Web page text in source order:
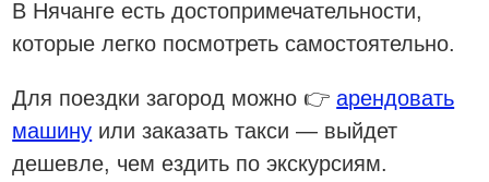
В Нячанге есть достопримечательности,
которые легко посмотреть самостоятельно.
Для поездки загород можно 👉арендовать
машину или заказать такси — выйдет
дешевле, чем ездить по экскурсиям.